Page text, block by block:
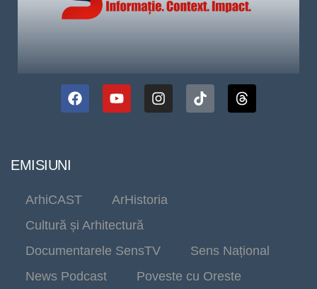
EMISIUNI
ArhiCAST
ArHistoria
Cultură și Arhitectură
Documentarele SensTV
Sens Național
News Podcast
Poveste cu Oreste